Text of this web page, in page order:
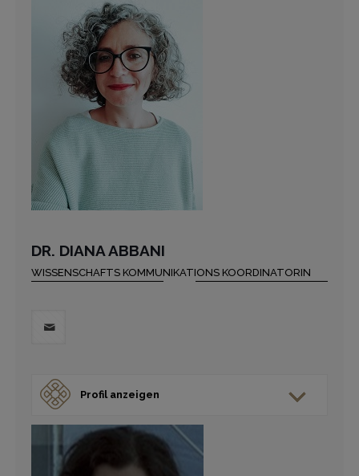
DR. DIANA ABBANI
WISSENSCHAFTS KOMMUNIKATIONS KOORDINATORIN
Profil anzeigen